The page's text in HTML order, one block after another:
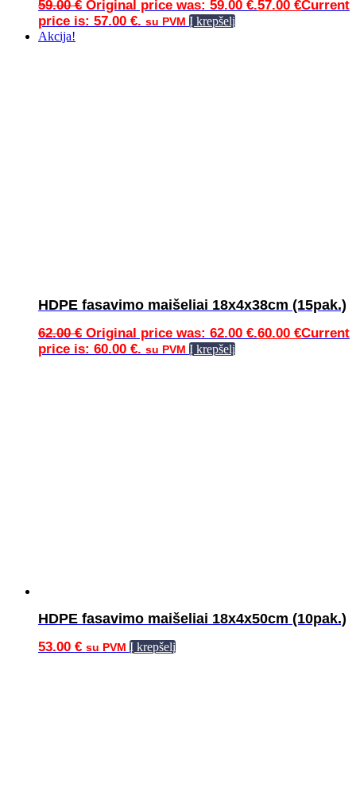
59.00€ Original price was: 59.00 €.57.00 €Current
price is: 57.00 €. su PVM Į krepšelį
Akcija!
HDPE fasavimo maišeliai 18x4x38cm (15pak.)
62.00€ Original price was: 62.00 €.60.00 €Current
price is: 60.00 €. su PVM Į krepšelį
HDPE fasavimo maišeliai 18x4x50cm (10pak.)
53.00 € su PVM Į krepšelį